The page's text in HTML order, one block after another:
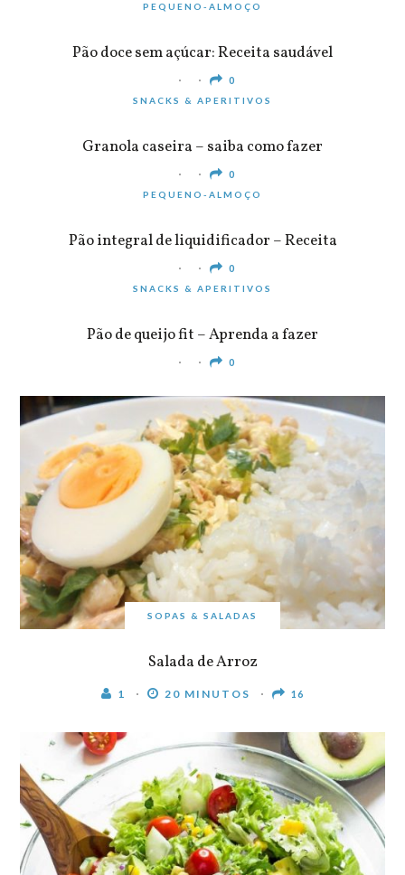
PEQUENO-ALMOÇO
Pão doce sem açúcar: Receita saudável
0
SNACKS & APERITIVOS
Granola caseira – saiba como fazer
0
PEQUENO-ALMOÇO
Pão integral de liquidificador – Receita
0
SNACKS & APERITIVOS
Pão de queijo fit – Aprenda a fazer
0
SOPAS & SALADAS
Salada de Arroz
1 20 MINUTOS 16